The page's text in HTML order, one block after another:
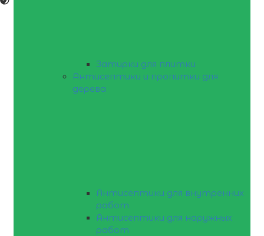
Затирки для плитки
Антисептики и пропитки для
дерева
Антисептики для внутренних
работ
Антисептики для наружных
работ